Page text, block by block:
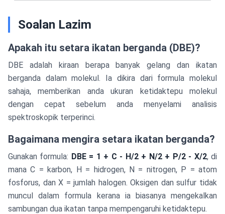
Soalan Lazim
Apakah itu setara ikatan berganda (DBE)?
DBE adalah kiraan berapa banyak gelang dan ikatan
berganda dalam molekul. Ia dikira dari formula molekul
sahaja, memberikan anda ukuran ketidaktepu molekul
dengan cepat sebelum anda menyelami analisis
spektroskopik terperinci.
Bagaimana mengira setara ikatan berganda?
Gunakan formula: DBE = 1 + C - H/2 + N/2 + P/2 - X/2, di
mana C = karbon, H = hidrogen, N = nitrogen, P = atom
fosforus, dan X = jumlah halogen. Oksigen dan sulfur tidak
muncul dalam formula kerana ia biasanya mengekalkan
sambungan dua ikatan tanpa mempengaruhi ketidaktepu.